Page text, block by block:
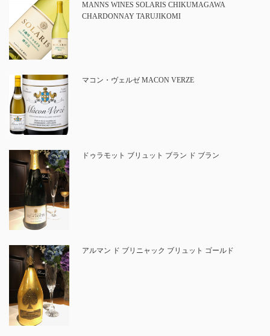
MANNS WINES SOLARIS CHIKUMAGAWA
CHARDONNAY TARUJIKOMI
マコン・ヴェルゼ MACON VERZE
ドゥラモット ブリュット ブラン ド ブラン
アルマン ド ブリニャック ブリュット ゴールド